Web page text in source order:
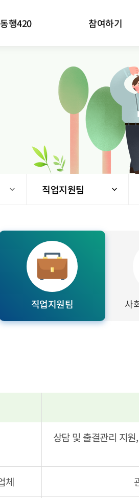
동행420 참여하기
직업지원팀
직업지원팀 사
상담 및 출결관리 지
체